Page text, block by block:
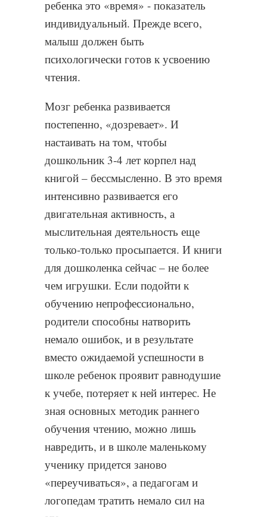
ребенка это «время» - показатель
индивидуальный. Прежде всего,
малыш должен быть
психологически готов к усвоению
чтения.
Мозг ребенка развивается
постепенно, «дозревает». И
настаивать на том, чтобы
дошкольник 3-4 лет корпел над
книгой – бессмысленно. В это время
интенсивно развивается его
двигательная активность, а
мыслительная деятельность еще
только-только просыпается. И книги
для дошколенка сейчас – не более
чем игрушки. Если подойти к
обучению непрофессионально,
родители способны натворить
немало ошибок, и в результате
вместо ожидаемой успешности в
школе ребенок проявит равнодушие
к учебе, потеряет к ней интерес. Не
зная основных методик раннего
обучения чтению, можно лишь
навредить, и в школе маленькому
ученику придется заново
«переучиваться», а педагогам и
логопедам тратить немало сил на